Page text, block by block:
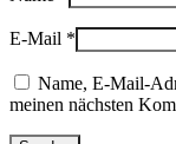
E-Mail *
Name, E-Mail-
meinen nächsten